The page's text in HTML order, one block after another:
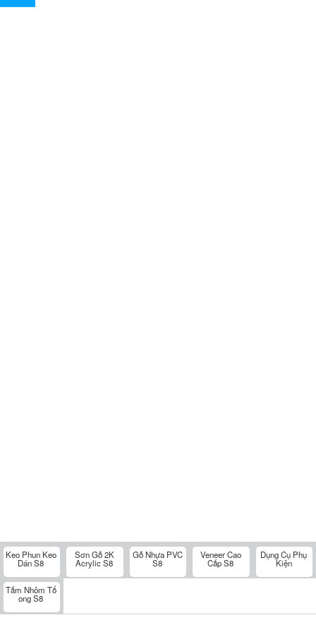
Keo Phun Keo
Dán S8
Sơn Gỗ 2K
Acrylic S8
Gỗ Nhựa PVC
S8
Veneer Cao
Cấp S8
Dụng Cụ Phụ
Kiện
Tấm Nhôm Tổ
ong S8